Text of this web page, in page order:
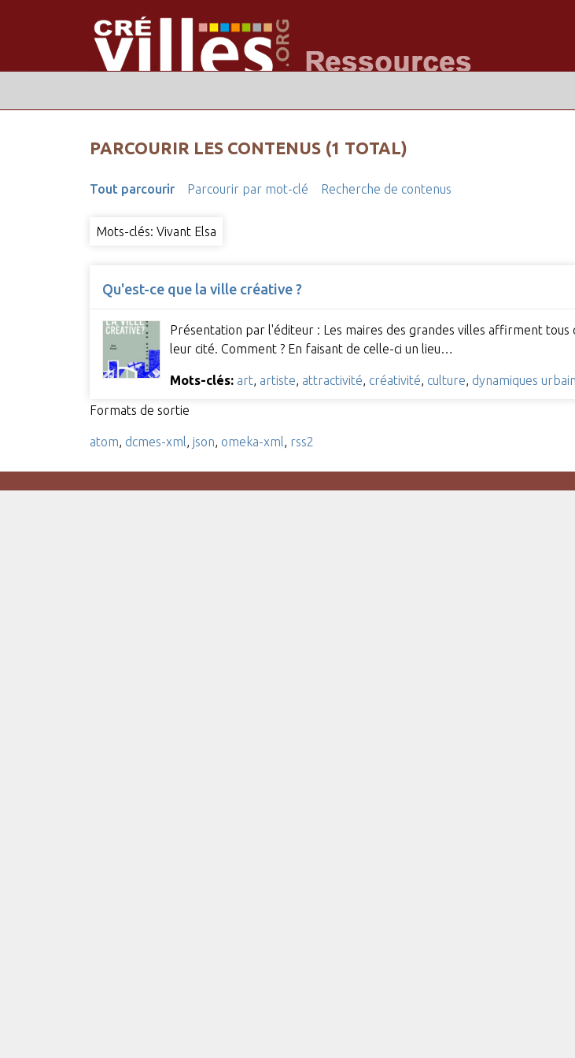
PARCOURIR LES CONTENUS (1 TOTAL)
Tout parcourir Parcourir par mot-clé Recherche de contenus
Mots-clés: Vivant Elsa
Qu'est-ce que la ville créative ?
Présentation par l'éditeur : Les maires des grandes villes affirment
leur cité. Comment ? En faisant de celle-ci un lieu…
Mots-clés: art, artiste attractivité créativité culture dynamiques
Formats de sortie
atom dcmes-xml json omeka-xml rss2